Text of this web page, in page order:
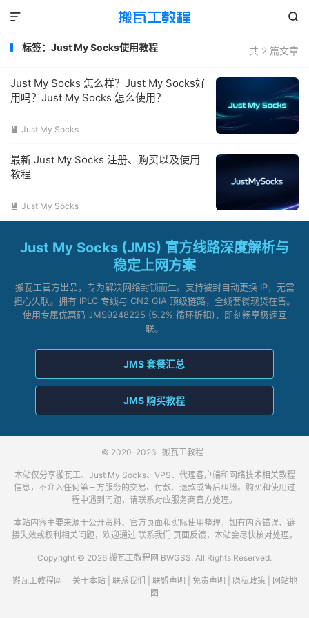


共 2 篇文章
标签：Just My Socks使用教程
Just My Socks 怎么样？Just My Socks好
用吗？Just My Socks 怎么使用？
 Just My Socks
最新 Just My Socks 注册、购买以及使用
教程
 Just My Socks
Just My Socks (JMS) 官方线路深度解析与
稳定上网方案
搬瓦工官方出品，专为解决网络封锁而生。支持被封自动更换 IP，无需
担心失联。拥有 IPLC 专线与 CN2 GIA 顶级链路，全线套餐现货在售。
使用专属优惠码 JMS9248225 (5.2% 循环折扣)，即刻畅享极速互
联。
JMS 套餐汇总
JMS 购买教程
© 2020-2026 搬瓦工教程
本站仅分享搬瓦工、Just My Socks、VPS、代理客户端和网络技术相关教程
信息，不介入任何第三方服务的交易、付款、退款或售后纠纷。购买和使用过
程中遇到问题，请联系对应服务商官方处理。
本站内容主要来源于公开资料、官方页面和实际使用整理，如有内容错误、链
接失效或权利相关问题，欢迎通过 联系我们 页面反馈，本站会尽快核对处理。
Copyright © 2026 搬瓦工教程网 BWGSS. All Rights Reserved.
搬瓦工教程网 关于本站| 联系我们 联盟声明 免责声明 隐私政策
网站地
图